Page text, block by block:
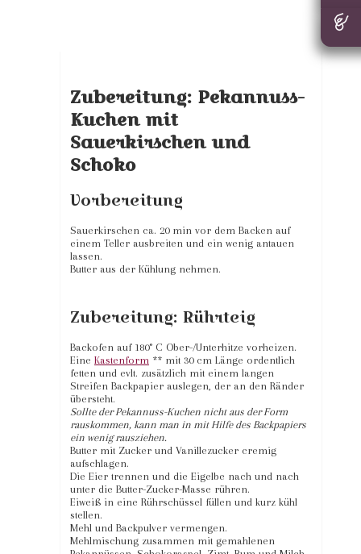
Zubereitung: Pekannuss-
Kuchen mit
Sauerkirschen und
Schoko
Vorbereitung
Sauerkirschen ca. 20 min vor dem Backen auf
einem Teller ausbreiten und ein wenig antauen
lassen.
Butter aus der Kühlung nehmen.
Zubereitung: Rührteig
Backofen auf 180° C Ober-/Unterhitze vorheizen.
Eine Kastenform ** mit 30 cm Länge ordentlich
fetten und evlt. zusätzlich mit einem langen
Streifen Backpapier auslegen, der an den Ränder
übersteht.
Sollte der Pekannuss-Kuchen nicht aus der Form
rauskommen, kann man in mit Hilfe des Backpapiers
ein wenig rausziehen.
Butter mit Zucker und Vanillezucker cremig
aufschlagen.
Die Eier trennen und die Eigelbe nach und nach
unter die Butter-Zucker-Masse rühren.
Eiweiß in eine Rührschüssel füllen und kurz kühl
stellen.
Mehl und Backpulver vermengen.
Mehlmischung zusammen mit gemahlenen